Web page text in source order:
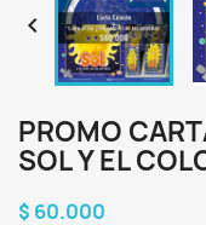

PROMO
SOL Y EL
$ 60.000